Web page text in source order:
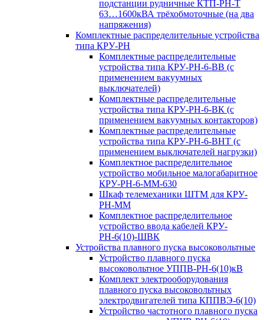
подстанции рудничные КТП-РН-Т
63…1600кВА трёхобмоточные (на два
напряжения)
Комплектные распределительные устройства
типа КРУ-РН
Комплектные распределительные
устройства типа КРУ-РН-6-ВВ (с
применением вакуумных
выключателей)
Комплектные распределительные
устройства типа КРУ-РН-6-ВК (с
применением вакуумных контакторов)
Комплектные распределительные
устройства типа КРУ-РН-6-ВНТ (с
применением выключателей нагрузки)
Комплектное распределительное
устройство мобильное малогабаритное
КРУ-РН-6-ММ-630
Шкаф телемеханики ШТМ для КРУ-
РН-ММ
Комплектное распределительное
устройство ввода кабелей КРУ-
РН-6(10)-ШВК
Устройства плавного пуска высоковольтные
Устройство плавного пуска
высоковольтное УППВ-РН-6(10)кВ
Комплект электрооборудования
плавного пуска высоковольтных
электродвигателей типа КППВЭ-6(10)
Устройство частотного плавного пуска